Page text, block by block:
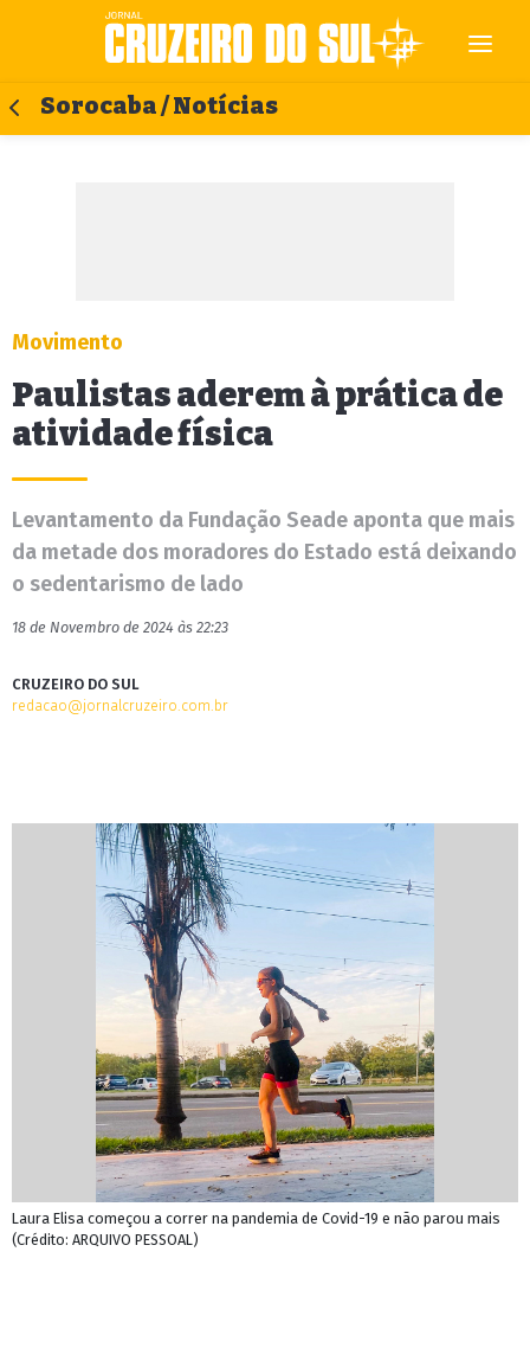
Sorocaba / Notícias
Movimento
Paulistas aderem à prática de
atividade física
Levantamento da Fundação Seade aponta que mais
da metade dos moradores do Estado está deixando
o sedentarismo de lado
18 de Novembro de 2024 às 22:23
CRUZEIRO DO SUL
redacao@jornalcruzeiro.com.br
Laura Elisa começou a correr na pandemia de Covid-19 e não parou mais
(Crédito: ARQUIVO PESSOAL)